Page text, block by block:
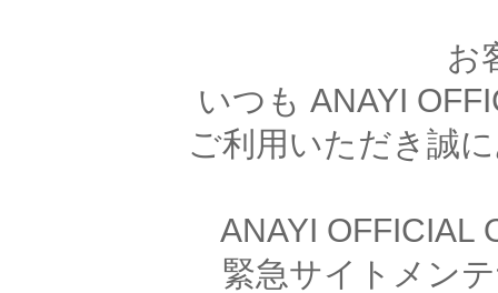
お
いつも ANAYI
ご利用いただき誠
ANAYI OFFICIAL
緊急サイトメン